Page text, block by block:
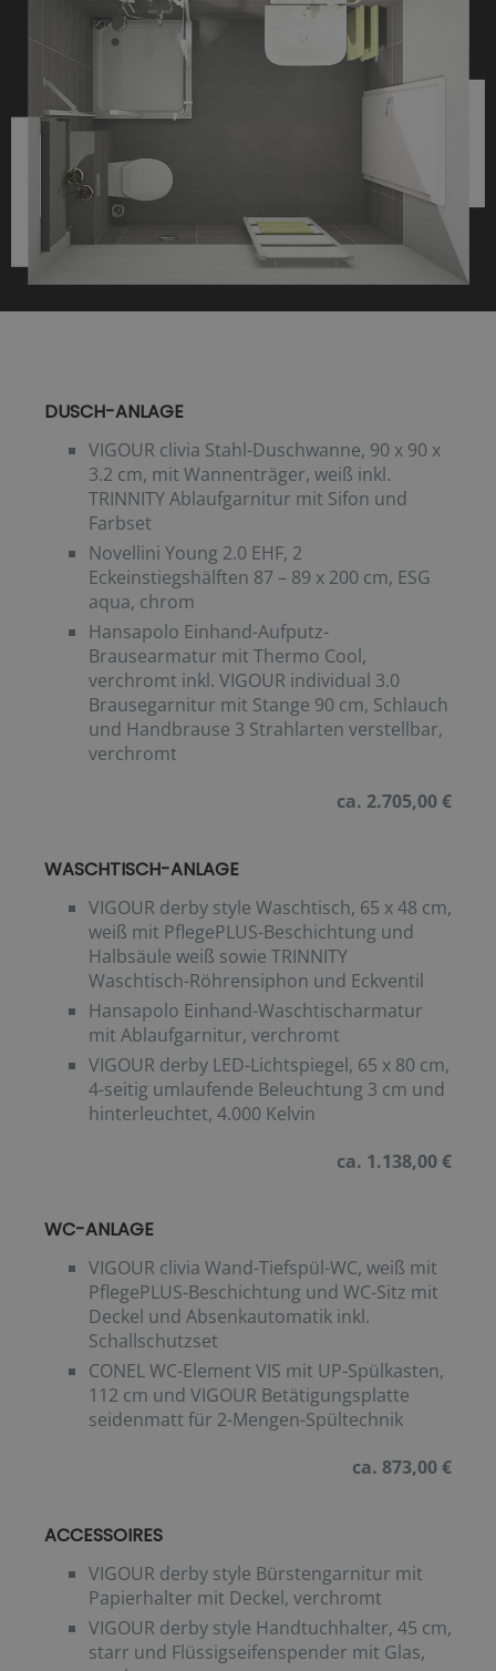
DUSCH-ANLAGE
VIGOUR clivia Stahl-Duschwanne, 90 x 90 x
3.2 cm, mit Wannenträger, weiß inkl.
TRINNITY Ablaufgarnitur mit Sifon und
Farbset
Novellini Young 2.0 EHF, 2
Eckeinstiegshälften 87 – 89 x 200 cm, ESG
aqua, chrom
Hansapolo Einhand-Aufputz-
Brausearmatur mit Thermo Cool,
verchromt inkl. VIGOUR individual 3.0
Brausegarnitur mit Stange 90 cm, Schlauch
und Handbrause 3 Strahlarten verstellbar,
verchromt
ca. 2.705,00 €
WASCHTISCH-ANLAGE
VIGOUR derby style Waschtisch, 65 x 48 cm,
weiß mit PflegePLUS-Beschichtung und
Halbsäule weiß sowie TRINNITY
Waschtisch-Röhrensiphon und Eckventil
Hansapolo Einhand-Waschtischarmatur
mit Ablaufgarnitur, verchromt
VIGOUR derby LED-Lichtspiegel, 65 x 80 cm,
4-seitig umlaufende Beleuchtung 3 cm und
hinterleuchtet, 4.000 Kelvin
ca. 1.138,00 €
WC-ANLAGE
VIGOUR clivia Wand-Tiefspül-WC, weiß mit
PflegePLUS-Beschichtung und WC-Sitz mit
Deckel und Absenkautomatik inkl.
Schallschutzset
CONEL WC-Element VIS mit UP-Spülkasten,
112 cm und VIGOUR Betätigungsplatte
seidenmatt für 2-Mengen-Spültechnik
ca. 873,00 €
ACCESSOIRES
VIGOUR derby style Bürstengarnitur mit
Papierhalter mit Deckel, verchromt
VIGOUR derby style Handtuchhalter, 45 cm,
starr und Flüssigseifenspender mit Glas,